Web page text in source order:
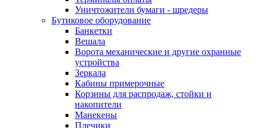
Уничтожители бумаги - шредеры
Бутиковое оборудование
Банкетки
Вешала
Ворота механические и другие охранные
устройства
Зеркала
Кабины примерочные
Корзины для распродаж, стойки и
накопители
Манекены
Плечики